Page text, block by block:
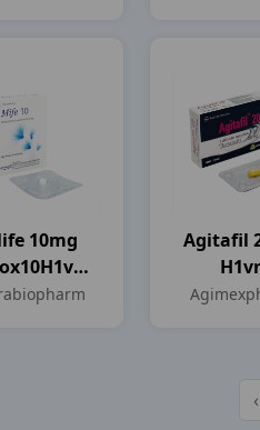
10mg
Agitafil
‹